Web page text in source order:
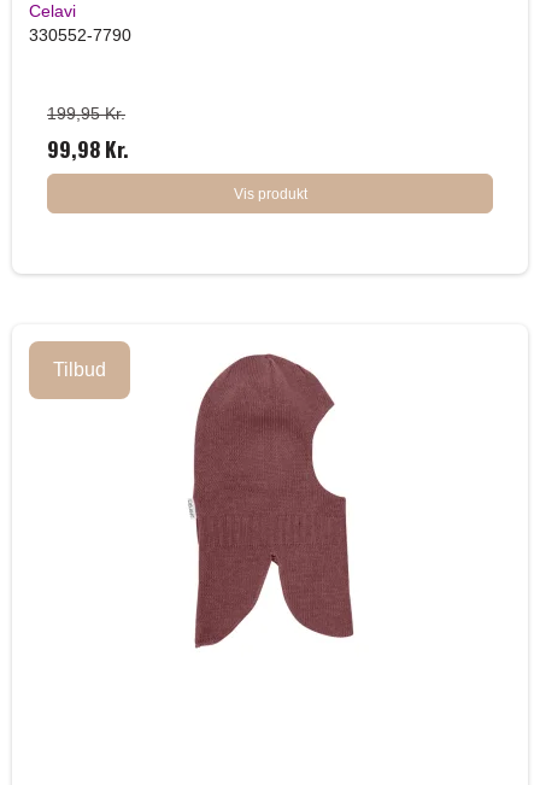
Celavi
330552-7790
199,95 Kr.
99,98 Kr.
Vis produkt
Tilbud